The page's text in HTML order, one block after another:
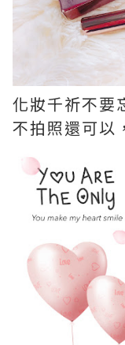
化妝千祈不要
不拍照還可以